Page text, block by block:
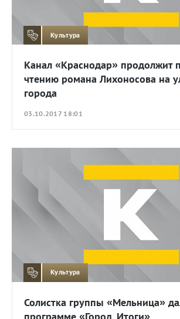
Культура
Канал «Краснодар» продолжит
чтению романа Лихоносова на
города
03.10.2017 18:01
Культура
Солистка группы «Мельница»
программе «Город. Итоги»